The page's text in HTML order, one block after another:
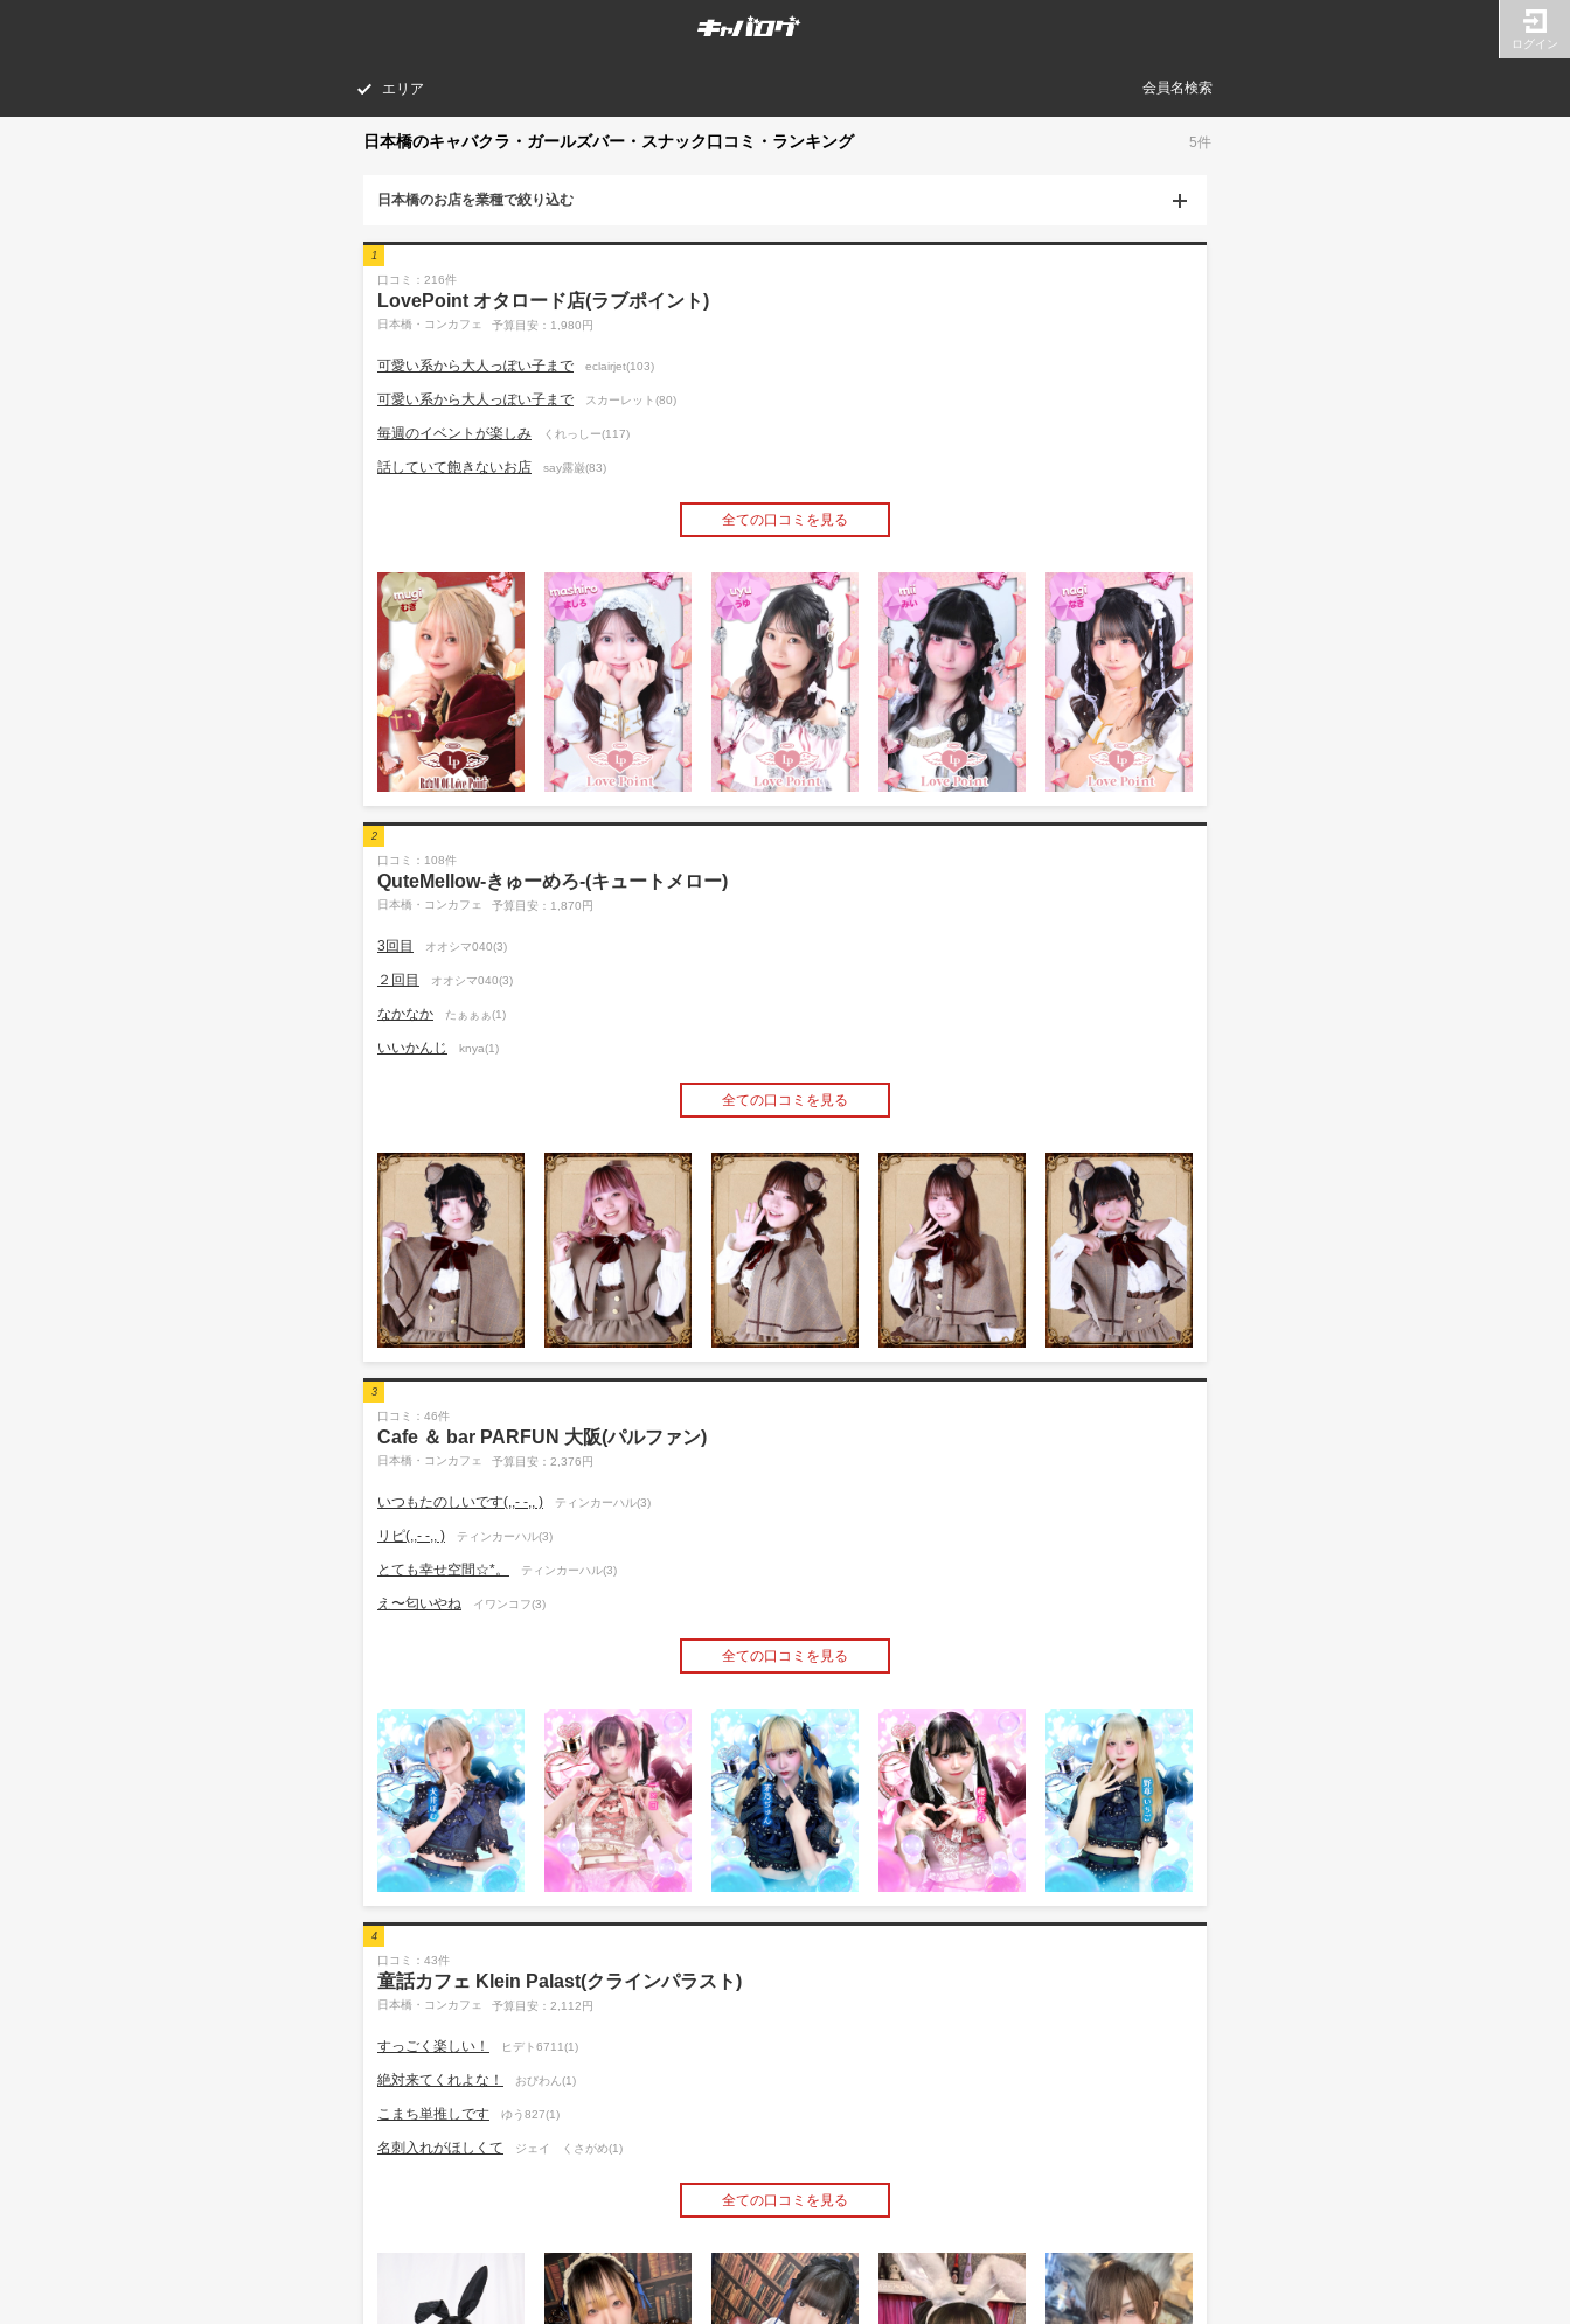
ログイン
エリア 会員名検索
日本橋のキャバクラ・ガールズバー・スナック口コミ・ランキング 5件
日本橋のお店を業種で絞り込む
1
口コミ：216件
LovePoint オタロード店(ラブポイント)
日本橋・コンカフェ 予算目安：1,980円
可愛い系から大人っぽい子まで eclairjet(103)
可愛い系から大人っぽい子まで スカーレット(80)
毎週のイベントが楽しみ くれっしー(117)
話していて飽きないお店 say露巌(83)
全ての口コミを見る
2
口コミ：108件
QuteMellow-きゅーめろ-(キュートメロー)
日本橋・コンカフェ 予算目安：1,870円
3回目 オオシマ040(3)
２回目 オオシマ040(3)
なかなか たぁぁぁ(1)
いいかんじ knya(1)
全ての口コミを見る
3
口コミ：46件
Cafe ＆ bar PARFUN 大阪(パルファン)
日本橋・コンカフェ 予算目安：2,376円
いつもたのしいです(,,- -,, ) ティンカーハル(3)
リピ(,,- -,, ) ティンカーハル(3)
とても幸せ空間☆*。 ティンカーハル(3)
え〜匂いやね イワンコフ(3)
全ての口コミを見る
4
口コミ：43件
童話カフェ Klein Palast(クラインパラスト)
日本橋・コンカフェ 予算目安：2,112円
すっごく楽しい！ ヒデト6711(1)
絶対来てくれよな！ おびわん(1)
こまち単推しです ゆう827(1)
名刺入れがほしくて ジェイ くさがめ(1)
全ての口コミを見る